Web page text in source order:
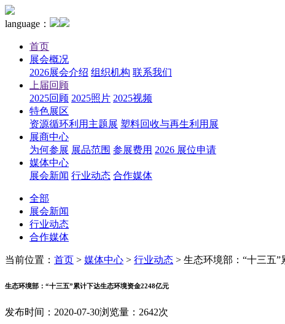
language：
首页
展会概况
2026展会介绍 组织机构 联系我们
上届回顾
2025回顾 2025照片 2025视频
特色展区
资源循环利用主题展 塑料回收与再生利用展
展商中心
为何参展 展品范围 参展费用 2026 展位申请
媒体中心
展会新闻 行业动态 合作媒体
全部
展会新闻
行业动态
合作媒体
当前位置： 首页 > 媒体中心 > 行业动态 > 生态环境部：“十三五”
生态环境部：“十三五”累计下达生态环境资金2248亿元
发布时间：2020-07-30浏览量：2642次